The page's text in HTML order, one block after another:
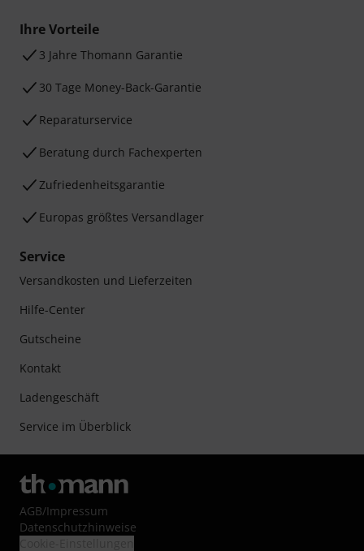
Ihre Vorteile
3 Jahre Thomann Garantie
30 Tage Money-Back-Garantie
Reparaturservice
Beratung durch Fachexperten
Zufriedenheitsgarantie
Europas größtes Versandlager
Service
Versandkosten und Lieferzeiten
Hilfe-Center
Gutscheine
Kontakt
Ladengeschäft
Service im Überblick
AGB/Impressum
Datenschutzhinweise